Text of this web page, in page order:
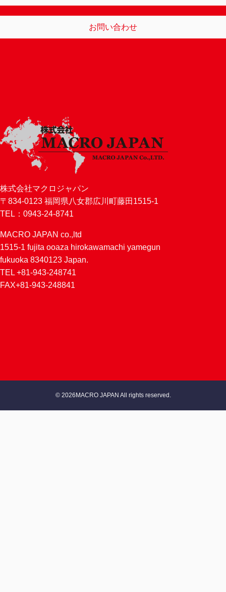
お問い合わせ
株式会社マクロジャパン
〒834-0123 福岡県八女郡広川町藤田1515-1
TEL：0943-24-8741
MACRO JAPAN co.,ltd
1515-1 fujita ooaza hirokawamachi yamegun
fukuoka 8340123 Japan.
TEL +81-943-248741
FAX+81-943-248841
© 2026MACRO JAPAN All rights reserved.